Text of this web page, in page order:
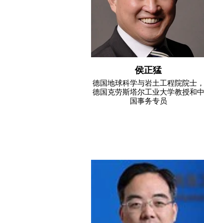
侯正猛
德国地球科学与岩土工程院院士，
德国克劳斯塔尔工业大学教授和中
国事务专员